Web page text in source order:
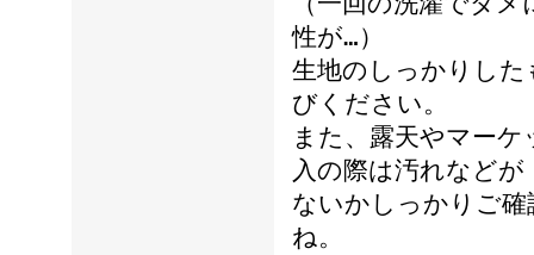
性が…）
生地のしっかりした
びください。
また、露天やマーケ
入の際は汚れなどが
ないかしっかりご
ね。